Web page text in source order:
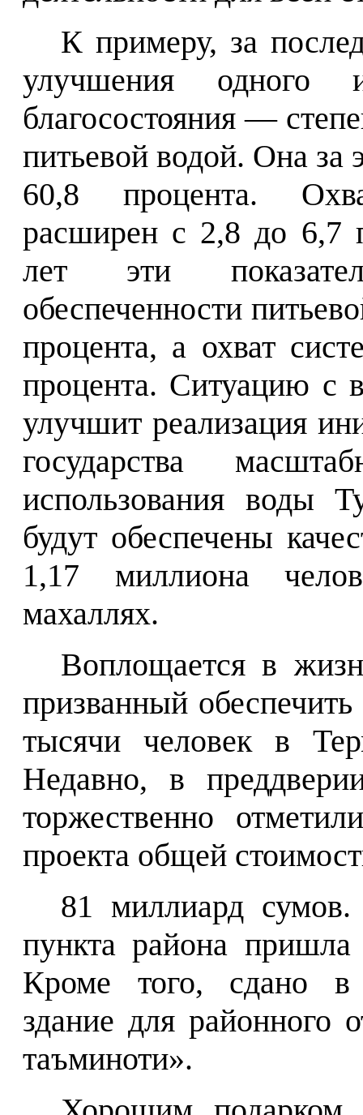
К примеру, за
улучшения одного
благосостояния —
питьевой водой. Она за
60,8 процента.
расширен с 2,8 до 6,7
лет эти
обеспеченности
процента, а охват
процента. Ситуацию с
улучшит реализация
государства
использования воды
будут обеспечены
1,17 миллиона
махаллях.
Воплощается в
призванный
тысячи человек в
Недавно, в
торжественно
проекта общей
81 миллиард
пункта района пришла
Кроме того, сдано в
здание для районного
таъминоти».